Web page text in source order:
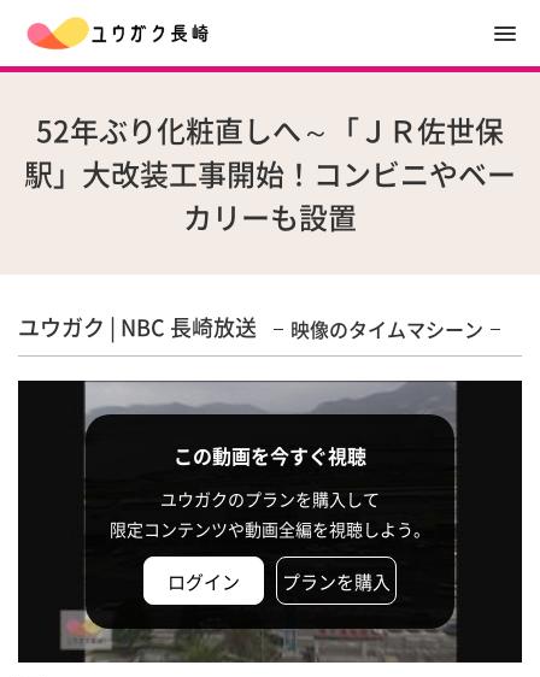
52年ぶり化粧直しへ～「ＪＲ佐世保
駅」大改装工事開始！コンビニやベー
カリーも設置
ユウガク | NBC 長崎放送 映像のタイムマシーン
この動画を今すぐ視聴
ユウガクのプランを購入して
限定コンテンツや動画全編を視聴しよう。
ログイン プランを購入